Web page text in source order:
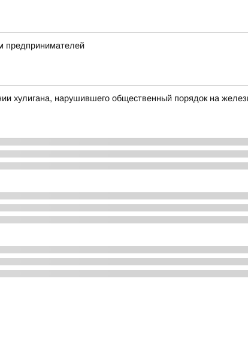
предпринимателей
хулигана, нарушившего общественный порядок на